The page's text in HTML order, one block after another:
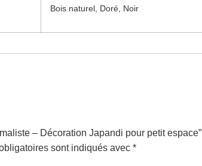
Bois naturel, Doré, Noir
– Décoration Japandi pour petit espace”
sont indiqués avec *